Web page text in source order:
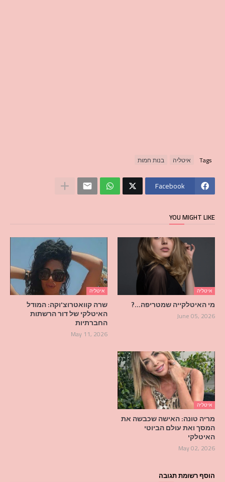
Tags איטליה בנות חמות
Facebook
YOU MIGHT LIKE
איטליה
מי האיטלקייה שמטריפה…?
June 05, 2026
איטליה
שרה קוואטרוצ'וקה: המודל
האיטלקי של דור הרשתות
החברתיות
May 11, 2026
איטליה
מריה טונה: האישה שכבשה את
המסך ואת עולם הביוטי
האיטלקי
May 02, 2026
הוסף רשומת תגובה